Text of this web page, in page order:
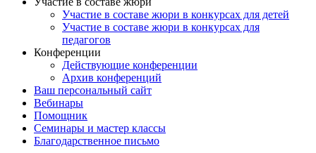
Участие в составе жюри
Участие в составе жюри в конкурсах для детей
Участие в составе жюри в конкурсах для
педагогов
Конференции
Действующие конференции
Архив конференций
Ваш персональный сайт
Вебинары
Помощник
Семинары и мастер классы
Благодарственное письмо